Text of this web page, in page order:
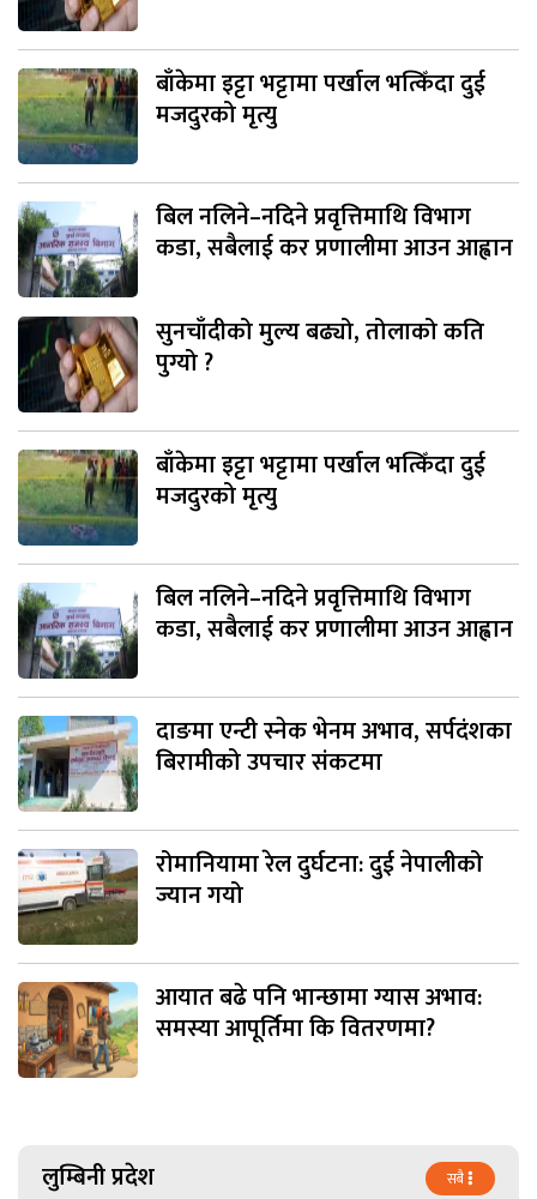
बाँकेमा इट्टा भट्टामा पर्खाल भत्किँदा दुई
मजदुरको मृत्यु
बिल नलिने–नदिने प्रवृत्तिमाथि विभाग
कडा, सबैलाई कर प्रणालीमा आउन आह्वान
सुनचाँदीको मुल्य बढ्यो, तोलाको कति
पुग्यो ?
बाँकेमा इट्टा भट्टामा पर्खाल भत्किँदा दुई
मजदुरको मृत्यु
बिल नलिने–नदिने प्रवृत्तिमाथि विभाग
कडा, सबैलाई कर प्रणालीमा आउन आह्वान
दाङमा एन्टी स्नेक भेनम अभाव, सर्पदंशका
बिरामीको उपचार संकटमा
रोमानियामा रेल दुर्घटना: दुई नेपालीको
ज्यान गयो
आयात बढे पनि भान्छामा ग्यास अभाव:
समस्या आपूर्तिमा कि वितरणमा?
लुम्बिनी प्रदेश सबै